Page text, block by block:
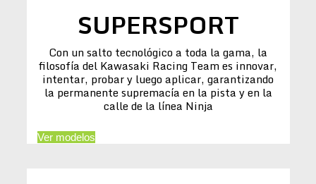
SUPERSPORT
Con un salto tecnológico a toda la gama, la
filosofía del Kawasaki Racing Team es innovar,
intentar, probar y luego aplicar, garantizando
la permanente supremacía en la pista y en la
calle de la línea Ninja
Ver modelos